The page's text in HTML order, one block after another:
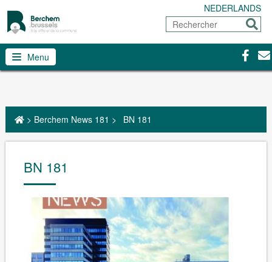
NEDERLANDS
Rechercher
Menu
> Berchem News 181 > BN 181
BN 181